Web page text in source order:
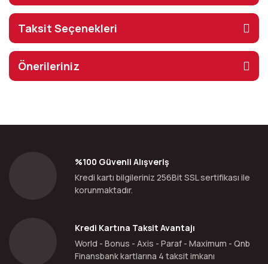
Taksit Seçenekleri
Önerileriniz
%100 Güvenli Alışveriş
Kredi kartı bilgileriniz 256Bit SSL sertifikası ile
korunmaktadır.
Kredi Kartına Taksit Avantajı
World - Bonus - Axis - Paraf - Maximum - Qnb
Finansbank kartlarına 4 taksit imkanı